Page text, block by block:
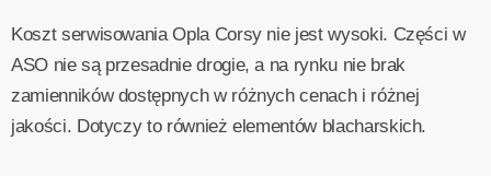
Koszt serwisowania Opla Corsy nie jest wysoki. Części w
ASO nie są przesadnie drogie, a na rynku nie brak
zamienników dostępnych w różnych cenach i różnej
jakości. Dotyczy to również elementów blacharskich.